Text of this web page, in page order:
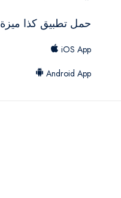
حمل تطبيق كذا ميزة
iOS App
Android App